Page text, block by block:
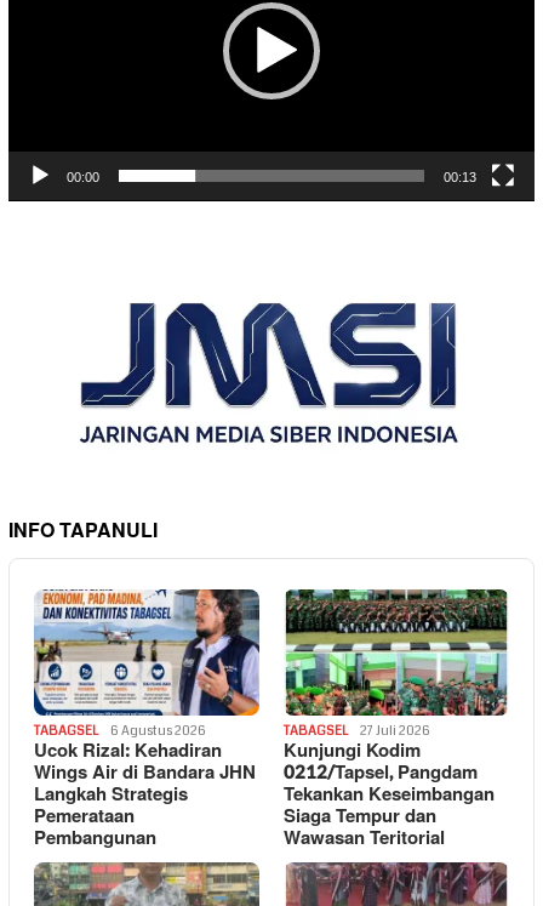
00:00 00:13
INFO TAPANULI
TABAGSEL 6 Agustus 2026
Ucok Rizal: Kehadiran
Wings Air di Bandara JHN
Langkah Strategis
Pemerataan
Pembangunan
TABAGSEL 27 Juli 2026
Kunjungi Kodim
0212/Tapsel, Pangdam
Tekankan Keseimbangan
Siaga Tempur dan
Wawasan Teritorial